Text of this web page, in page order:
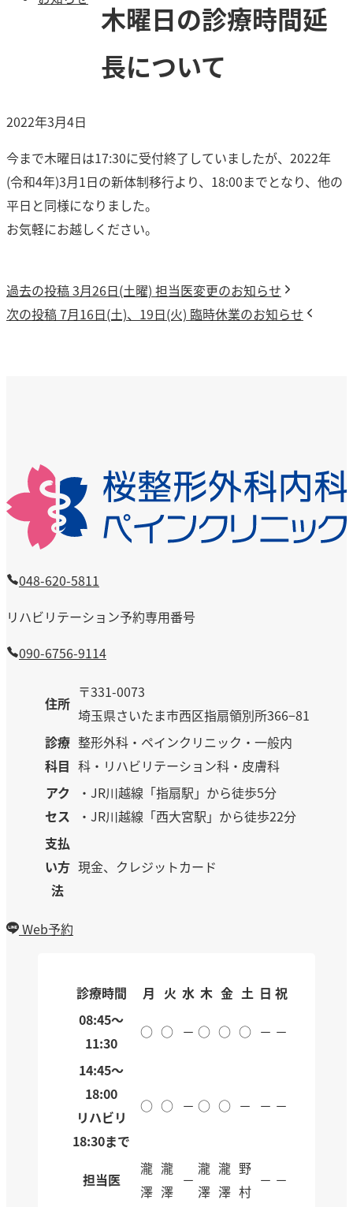
木曜日の診療時間延
長について
2022年3月4日
今まで木曜日は17:30に受付終了していましたが、2022年
(令和4年)3月1日の新体制移行より、18:00までとなり、他の
平日と同様になりました。
お気軽にお越しください。
投
シ
ン
過去の投稿 過
去
3月26日(土曜) 担当医変更のお知らせ
次の投稿 次
7月16日(土)、19日(火) 臨時休業のお知らせ
048-620-5811
リハビリテーション予約専用番号
090-6756-9114
住所
〒331-0073
埼玉県さいたま市西区指扇領別所366−81
診療
科目
整形外科・ペインクリニック・一般内
科・リハビリテーション科・皮膚科
アク
セス
・JR川越線「指扇駅」から徒歩5分
・JR川越線「西大宮駅」から徒歩22分
支払
い方
法
現金、クレジットカード
Web予約
診療時間 月 火 水 木 金 土 日 祝
08:45～
11:30
○ ○ － ○ ○ ○ － －
14:45～
18:00
リハビリ
18:30まで
○ ○ － ○ ○ － － －
担当医
瀧
澤
瀧
澤
－
瀧
澤
瀧
澤
野
村
－ －